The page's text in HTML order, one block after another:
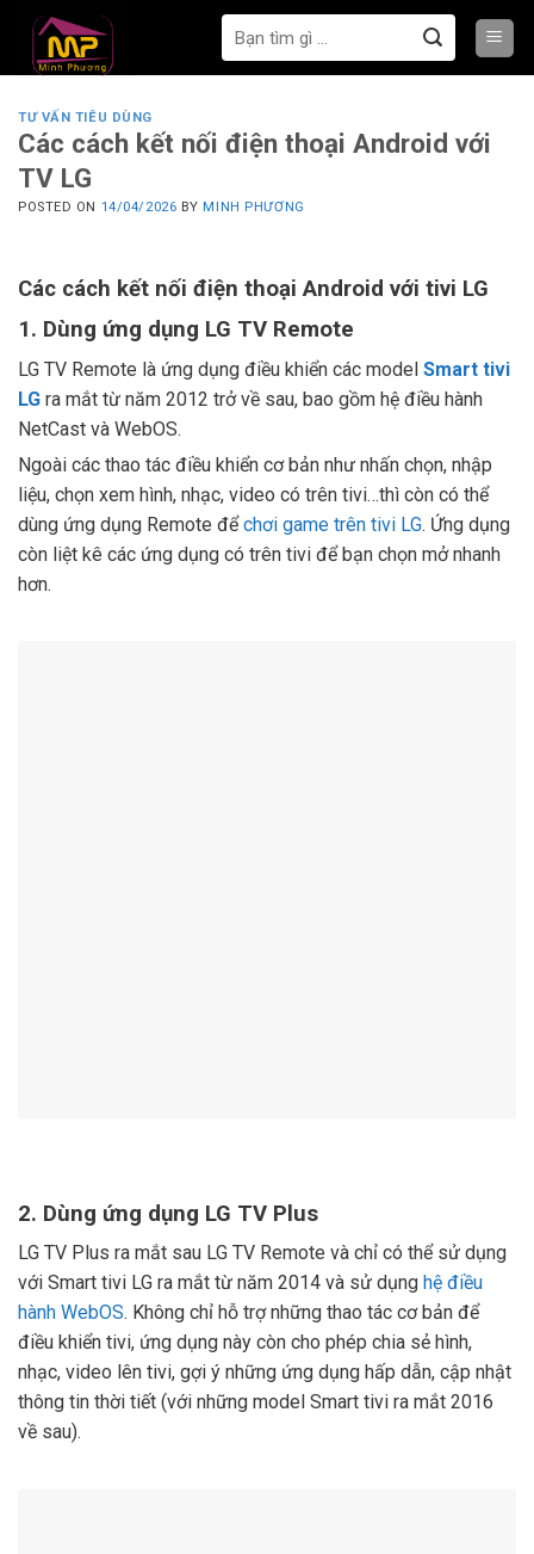
nội
kiếm:
TƯ VẤN TIÊU DÙNG
Các cách kết nối điện thoại Android với
TV LG
POSTED ON 14/04/2026 BY MINH PHƯƠNG
Các cách kết nối điện thoại Android với tivi LG
1. Dùng ứng dụng LG TV Remote
LG TV Remote là ứng dụng điều khiển các model Smart tivi
LG ra mắt từ năm 2012 trở về sau, bao gồm hệ điều hành
NetCast và WebOS.
Ngoài các thao tác điều khiển cơ bản như nhấn chọn, nhập
liệu, chọn xem hình, nhạc, video có trên tivi…thì còn có thể
dùng ứng dụng Remote đểchơi game trên tivi LG. Ứng dụng
còn liệt kê các ứng dụng có trên tivi để bạn chọn mở nhanh
hơn.
2. Dùng ứng dụng LG TV Plus
LG TV Plus ra mắt sau LG TV Remote và chỉ có thể sử dụng
với Smart tivi LG ra mắt từ năm 2014 và sử dụng hệ điều
hành WebOS. Không chỉ hỗ trợ những thao tác cơ bản để
điều khiển tivi, ứng dụng này còn cho phép chia sẻ hình,
nhạc, video lên tivi, gợi ý những ứng dụng hấp dẫn, cập nhật
thông tin thời tiết (với những model Smart tivi ra mắt 2016
về sau).